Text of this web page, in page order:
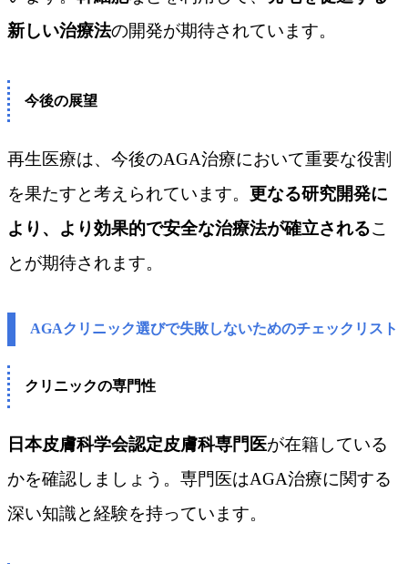
新しい治療法の開発が期待されています。
今後の展望
再生医療は、今後のAGA治療において重要な役割
を果たすと考えられています。 更なる研究開発に
より、より効果的で安全な治療法が確立されるこ
とが期待されます。
AGAクリニック選びで失敗しないためのチェックリスト
クリニックの専門性
日本皮膚科学会認定皮膚科専門医が在籍している
かを確認しましょう。専門医はAGA治療に関する
深い知識と経験を持っています。